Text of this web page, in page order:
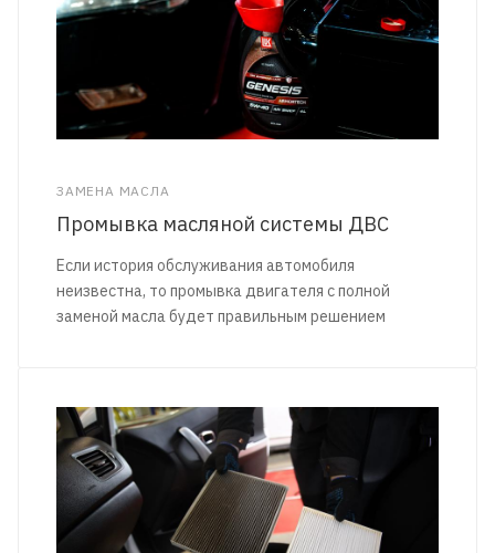
ЗАМЕНА МАСЛА
Промывка масляной системы ДВС
Если история обслуживания автомобиля
неизвестна, то промывка двигателя с полной
заменой масла будет правильным решением